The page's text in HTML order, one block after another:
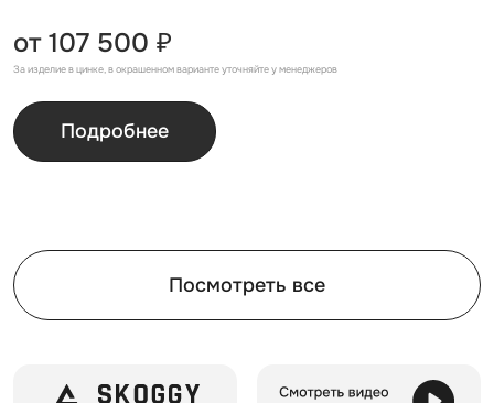
от 107 500 ₽
За изделие в цинке, в окрашенном варианте уточняйте у менеджеров
Подробнее
Посмотреть все